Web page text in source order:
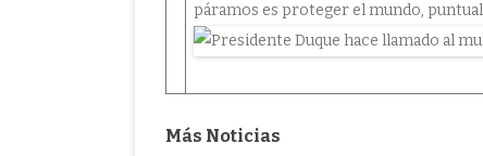
páramos es proteger el mundo,
Más Noticias